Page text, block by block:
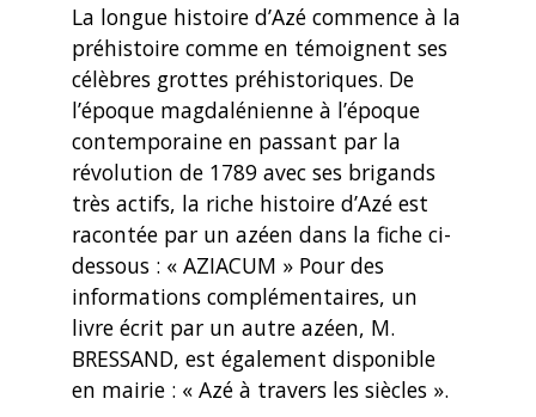
La longue histoire d’Azé commence à la
préhistoire comme en témoignent ses
célèbres grottes préhistoriques. De
l’époque magdalénienne à l’époque
contemporaine en passant par la
révolution de 1789 avec ses brigands
très actifs, la riche histoire d’Azé est
racontée par un azéen dans la fiche ci-
dessous : « AZIACUM » Pour des
informations complémentaires, un
livre écrit par un autre azéen, M.
BRESSAND, est également disponible
en mairie : « Azé à travers les siècles ».